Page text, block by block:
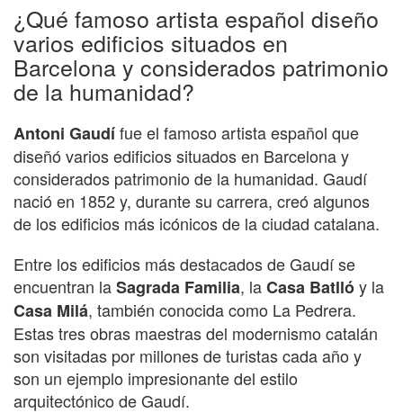
¿Qué famoso artista español diseño
varios edificios situados en
Barcelona y considerados patrimonio
de la humanidad?
Antoni Gaudífue el famoso artista español que
diseñó varios edificios situados en Barcelona y
considerados patrimonio de la humanidad. Gaudí
nació en 1852 y, durante su carrera, creó algunos
de los edificios más icónicos de la ciudad catalana.
Entre los edificios más destacados de Gaudí se
encuentran laSagrada Familia, laCasa Batllóy la
Casa Milá, también conocida como La Pedrera.
Estas tres obras maestras del modernismo catalán
son visitadas por millones de turistas cada año y
son un ejemplo impresionante del estilo
arquitectónico de Gaudí.